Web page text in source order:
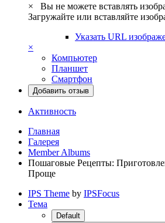
×
Вы не можете вставлять
Загружайте или вставляйте
Указать URL
×
Компьютер
Планшет
Смартфон
Добавить отзыв
Активность
Главная
Галерея
Member Albums
Пошаговые Рецепты:
Проще
IPS Theme by IPSFocus
Тема
Default